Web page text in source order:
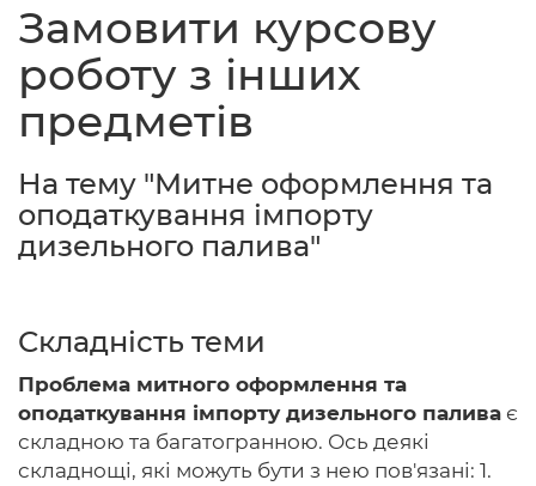
Замовити курсову
роботу з інших
предметів
На тему "Митне оформлення та
оподаткування імпорту
дизельного палива"
Складність теми
Проблема митного оформлення та
оподаткування імпорту дизельного палива є
складною та багатогранною. Ось деякі
складнощі, які можуть бути з нею пов'язані: 1.
Гарантії
Відгуки
Контакти
Головна
Авторам